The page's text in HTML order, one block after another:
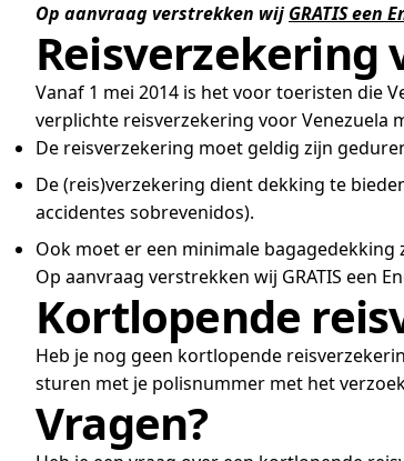
Op aanvraag verstrekken wij GRATIS een
Reisverzekering
Vanaf 1 mei 2014 is het voor toeristen die
verplichte reisverzekering voor Venezuela
De reisverzekering moet geldig zijn
De (reis)verzekering dient dekking te
accidentes sobrevenidos).
Ook moet er een minimale
Op aanvraag verstrekken wij GRATIS een
Kortlopende
Heb je nog geen kortlopende
sturen met je polisnummer met het
Vragen?